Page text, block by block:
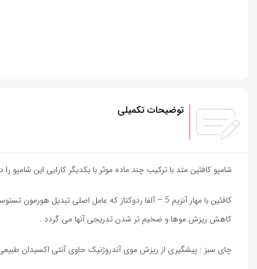
توضیحات تکمیلی
شامپو کافئین متد با ترکیب چند ماده موثر با یکدیگر کارایی این
کافئین با مهار آنزیم 5 – آلفا ردوکتاز که عامل
کاهش ریزش موها و ضخیم تر شدن تدریجی آنها می گردد .
چای سبز : پیشگیری از ریزش موی آندروژنیک حاوی آنتی اکسیدان